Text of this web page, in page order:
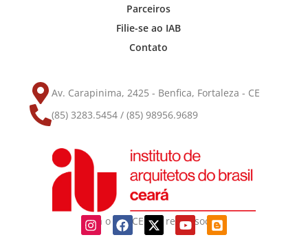
Siga o IAB-CE nas redes sociais
Parceiros
Filie-se ao IAB
Contato
Av. Carapinima, 2425 - Benfica, Fortaleza - CE
(85) 3283.5454 / (85) 98956.9689